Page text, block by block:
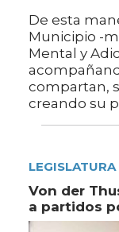
De esta
Municipio -
Mental y
compartan,
creando su
LEGISLATURA
Von der
a partidos